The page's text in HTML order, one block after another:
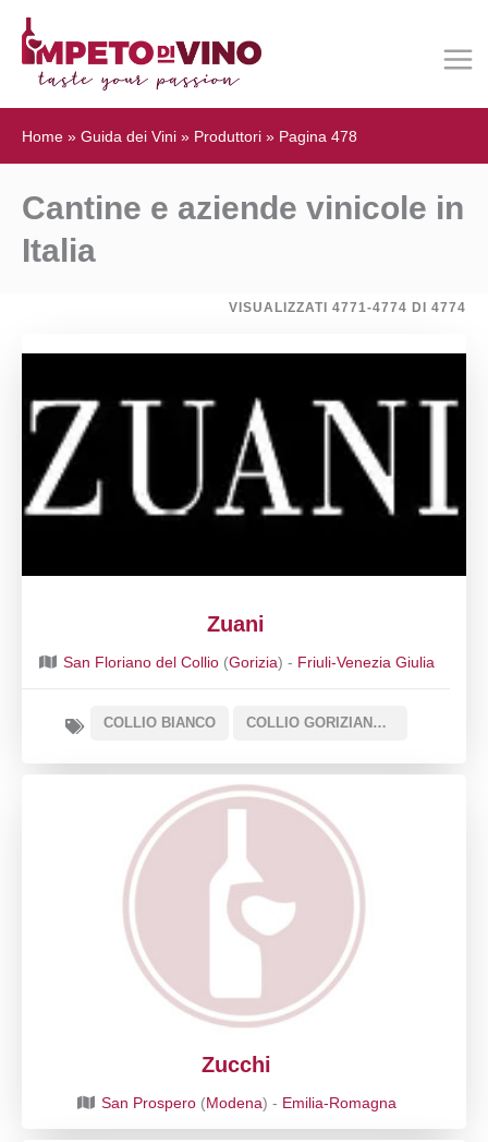
Home » Guida dei Vini » Produttori » Pagina 478
Cantine e aziende vinicole in
Italia
VISUALIZZATI 4771-4774 DI 4774
Zuani
San Floriano del Collio (Gorizia) - Friuli-Venezia Giulia
COLLIO BIANCO COLLIO GORIZIANO O COLLIO DOC
Zucchi
San Prospero (Modena) - Emilia-Romagna